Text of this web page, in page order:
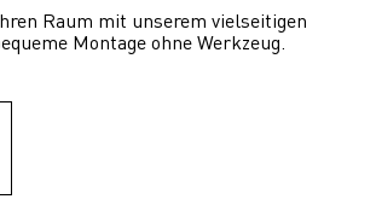
Raum mit unserem vielseitigen
Montage ohne Werkzeug.